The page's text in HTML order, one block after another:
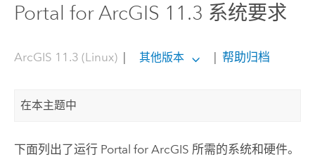
Portal for ArcGIS 11.3 系统要求
ArcGIS 11.3 (Linux)| 其他版本 帮助归档
在本主题中
下面列出了运行 Portal for ArcGIS 所需的系统和硬件。